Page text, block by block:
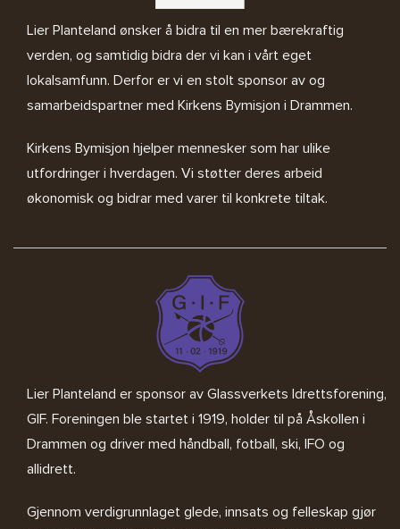
Lier Planteland ønsker å bidra til en mer bærekraftig
verden, og samtidig bidra der vi kan i vårt eget
lokalsamfunn. Derfor er vi en stolt sponsor av og
samarbeidspartner med Kirkens Bymisjon i Drammen.
Kirkens Bymisjon hjelper mennesker som har ulike
utfordringer i hverdagen. Vi støtter deres arbeid
økonomisk og bidrar med varer til konkrete tiltak.
Lier Planteland er sponsor av Glassverkets Idrettsforening,
GIF. Foreningen ble startet i 1919, holder til på Åskollen i
Drammen og driver med håndball, fotball, ski, IFO og
allidrett.
Gjennom verdigrunnlaget glede, innsats og felleskap gjør